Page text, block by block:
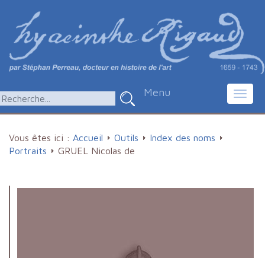
Menu
Vous êtes ici : Accueil Outils
Index des noms
Portraits
GRUEL Nicolas de